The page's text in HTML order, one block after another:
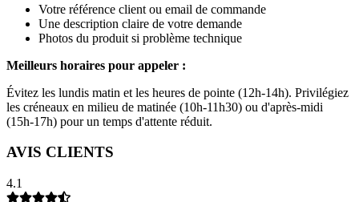
Votre référence client ou email de commande
Une description claire de votre demande
Photos du produit si problème technique
Meilleurs horaires pour appeler :
Évitez les lundis matin et les heures de pointe (12h-14h). Privilégiez
les créneaux en milieu de matinée (10h-11h30) ou d'après-midi
(15h-17h) pour un temps d'attente réduit.
AVIS CLIENTS
4.1